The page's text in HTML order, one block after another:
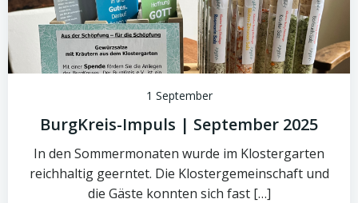
1 September
BurgKreis-Impuls | September 2025
In den Sommermonaten wurde im Klostergarten
reichhaltig geerntet. Die Klostergemeinschaft und
die Gäste konnten sich fast […]